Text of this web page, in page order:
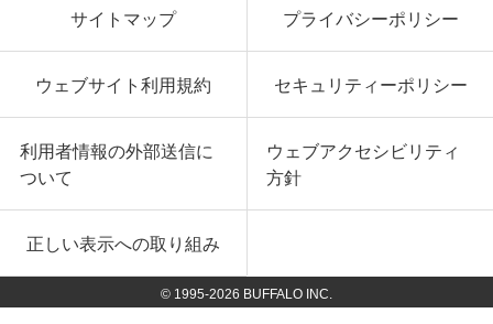
サイトマップ プライバシーポリシー
ウェブサイト利用規約 セキュリティーポリシー
利用者情報の外部送信に
ついて
ウェブアクセシビリティ
方針
正しい表示への取り組み
© 1995-2026 BUFFALO INC.